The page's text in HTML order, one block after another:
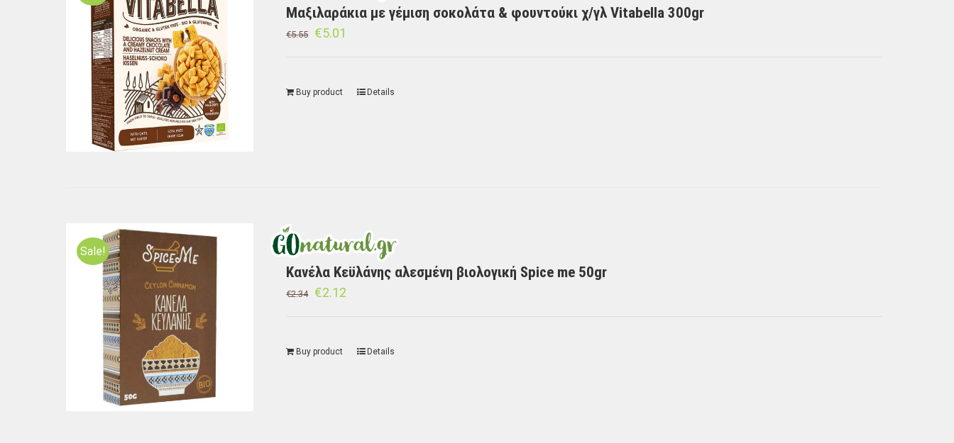
Μαξιλαράκια με γέμιση σοκολάτα & φουντούκι χ/γλ Vitabella 300gr
€5.55 €5.01
Buy product Details
Sale!
Κανέλα Κεϋλάνης αλεσμένη βιολογική Spice me 50gr
€2.34 €2.12
Buy product Details